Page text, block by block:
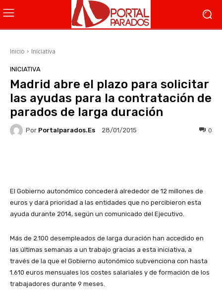
Inicio Iniciativa
INICIATIVA
Madrid abre el plazo para solicitar
las ayudas para la contratación de
parados de larga duración
Por Portalparados.es 28/01/2015 0
El Gobierno autonómico concederá alrededor de 12 millones de
euros y dará prioridad a las entidades que no percibieron esta
ayuda durante 2014, según un comunicado del Ejecutivo.
Más de 2.100 desempleados de larga duración han accedido en
las últimas semanas a un trabajo gracias a esta iniciativa, a
través de la que el Gobierno autonómico subvenciona con hasta
1.610 euros mensuales los costes salariales y de formación de los
trabajadores durante 9 meses.